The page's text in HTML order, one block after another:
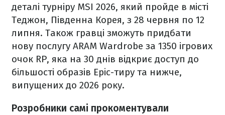
деталі турніру MSI 2026, який пройде в місті
Теджон, Південна Корея, з 28 червня по 12
липня. Також гравці зможуть придбати
нову послугу ARAM Wardrobe за 1350 ігрових
очок RP, яка на 30 днів відкриє доступ до
більшості образів Epic-тиру та нижче,
випущених до 2026 року.
Розробники самі прокоментували